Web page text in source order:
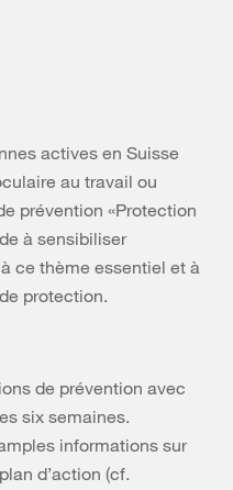
actives en Suisse
au travail ou
prévention «Protection
à sensibiliser
ce thème essentiel et à
protection.
de prévention avec
six semaines.
informations sur
d’action (cf.